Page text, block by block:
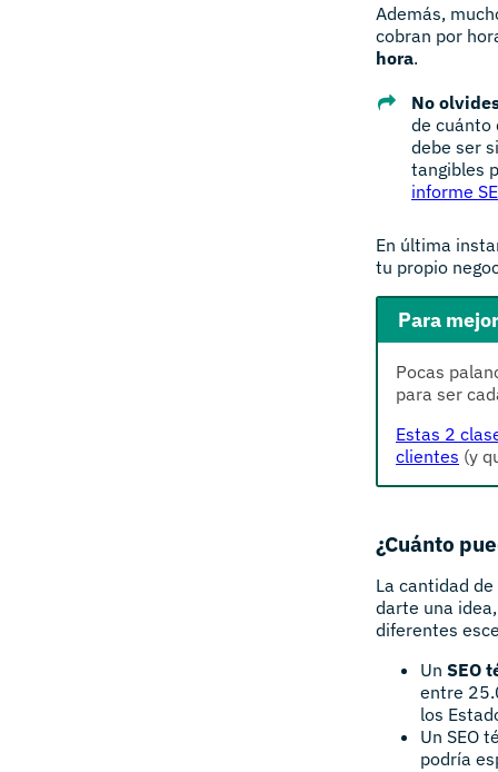
Además,
cobran por
hora.
No
de cuánto
debe ser
tangibles
informe
En última
tu propio
Para
Pocas
para ser
Estas 2
clientes (y
¿Cuánto
La cantidad
darte una
diferentes
Un SEO
entre
los
Un SEO
podría